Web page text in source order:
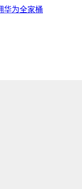
华为全家桶